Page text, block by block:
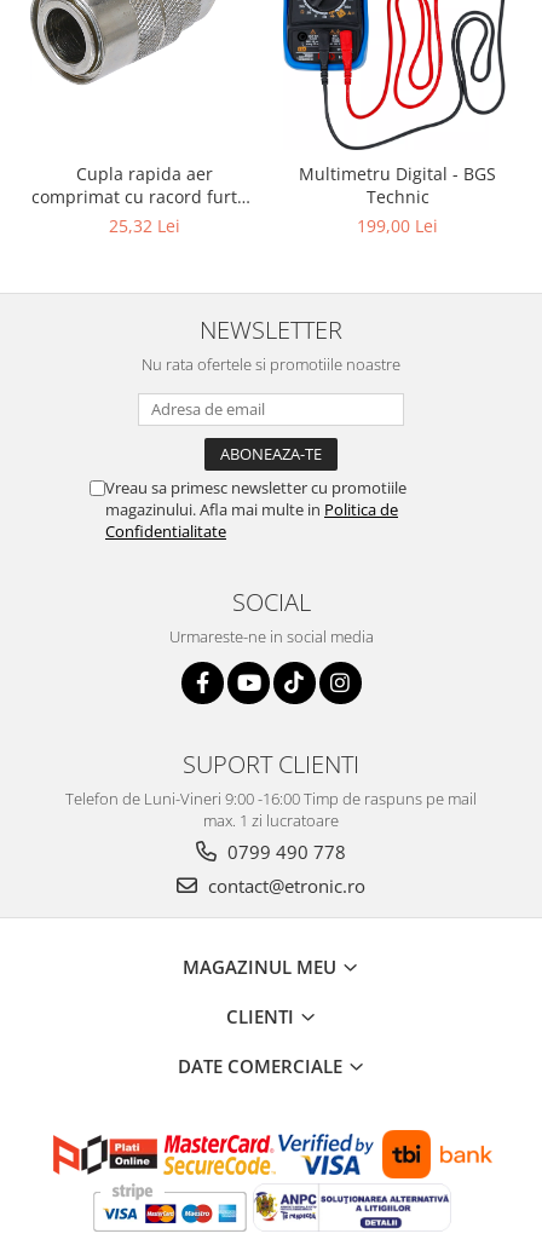
Cupla rapida aer
comprimat cu racord furtun
8 mm (5/16") | SUA / Franta
25,32 Lei
Multimetru Digital - BGS
Technic
199,00 Lei
NEWSLETTER
Nu rata ofertele si promotiile noastre
Vreau sa primesc newsletter cu promotiile
magazinului. Afla mai multe in Politica de
Confidentialitate
SOCIAL
Urmareste-ne in social media
SUPORT CLIENTI
Telefon de Luni-Vineri 9:00 -16:00 Timp de raspuns pe mail
max. 1 zi lucratoare
0799 490 778
contact@etronic.ro
MAGAZINUL MEU
CLIENTI
DATE COMERCIALE